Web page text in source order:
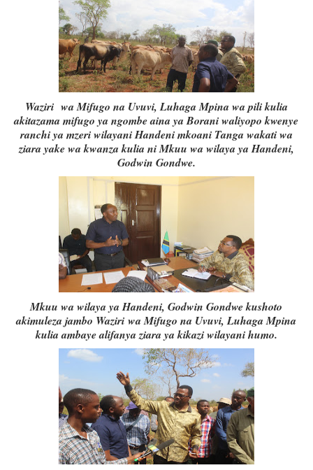
Waziri wa Mifugo na Uvuvi, Luhaga Mpina wa pili kulia
akitazama mifugo ya ngombe aina ya Borani waliyopo kwenye
ranchi ya mzeri wilayani Handeni mkoani Tanga wakati wa
ziara yake wa kwanza kulia ni Mkuu wa wilaya ya Handeni,
Godwin Gondwe.
Mkuu wa wilaya ya Handeni, Godwin Gondwe kushoto
akimuleza jambo Waziri wa Mifugo na Uvuvi, Luhaga Mpina
kulia ambaye alifanya ziara ya kikazi wilayani humo.